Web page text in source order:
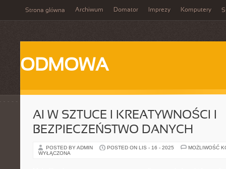
Strona główna Archiwum Domator Imprezy Komputery
ODMOWA
AI W SZTUCE I KREATYWNOŚCI I
BEZPIECZEŃSTWO DANYCH
POSTED BY ADMIN POSTED ON LIS - 16 - 2025
MOŻLIWOŚĆ
WYŁĄCZONA